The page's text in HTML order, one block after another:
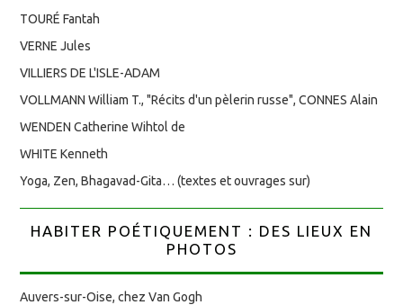
TOURÉ Fantah
VERNE Jules
VILLIERS DE L'ISLE-ADAM
VOLLMANN William T., "Récits d'un pèlerin russe", CONNES Alain
WENDEN Catherine Wihtol de
WHITE Kenneth
Yoga, Zen, Bhagavad-Gita… (textes et ouvrages sur)
HABITER POÉTIQUEMENT : DES LIEUX EN
PHOTOS
Auvers-sur-Oise, chez Van Gogh